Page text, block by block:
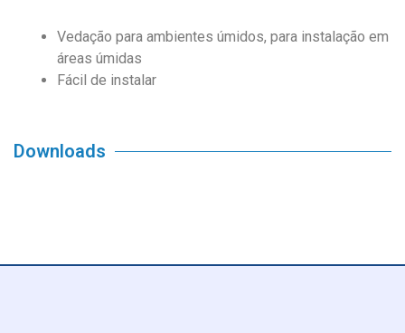
Vedação para ambientes úmidos, para instalação em
áreas úmidas
Fácil de instalar
Downloads